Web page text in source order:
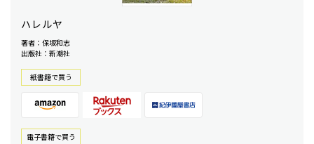
ハレルヤ
著者：保坂和志
出版社：新潮社
紙書籍で買う
電⼦書籍で買う